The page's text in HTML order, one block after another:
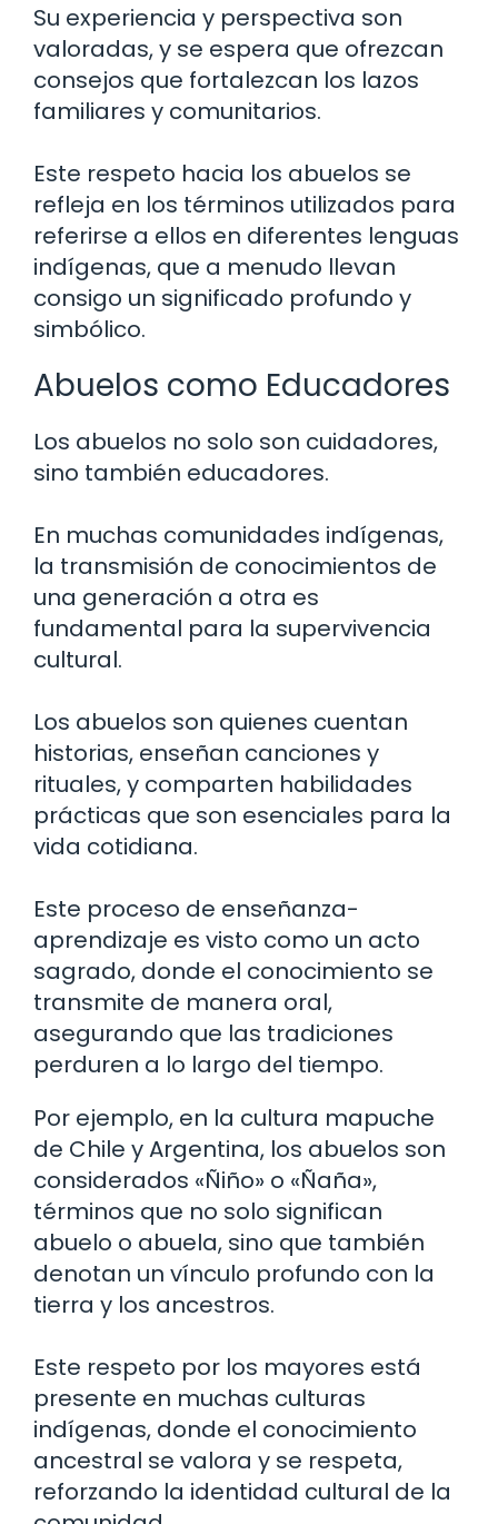
Su experiencia y perspectiva son
valoradas, y se espera que ofrezcan
consejos que fortalezcan los lazos
familiares y comunitarios.
Este respeto hacia los abuelos se
refleja en los términos utilizados para
referirse a ellos en diferentes lenguas
indígenas, que a menudo llevan
consigo un significado profundo y
simbólico.
Abuelos como Educadores
Los abuelos no solo son cuidadores,
sino también educadores.
En muchas comunidades indígenas,
la transmisión de conocimientos de
una generación a otra es
fundamental para la supervivencia
cultural.
Los abuelos son quienes cuentan
historias, enseñan canciones y
rituales, y comparten habilidades
prácticas que son esenciales para la
vida cotidiana.
Este proceso de enseñanza-
aprendizaje es visto como un acto
sagrado, donde el conocimiento se
transmite de manera oral,
asegurando que las tradiciones
perduren a lo largo del tiempo.
Por ejemplo, en la cultura mapuche
de Chile y Argentina, los abuelos son
considerados «Ñiño» o «Ñaña»,
términos que no solo significan
abuelo o abuela, sino que también
denotan un vínculo profundo con la
tierra y los ancestros.
Este respeto por los mayores está
presente en muchas culturas
indígenas, donde el conocimiento
ancestral se valora y se respeta,
reforzando la identidad cultural de la